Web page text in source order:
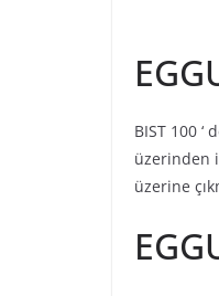
BIST 100
üzerinden
üzerine